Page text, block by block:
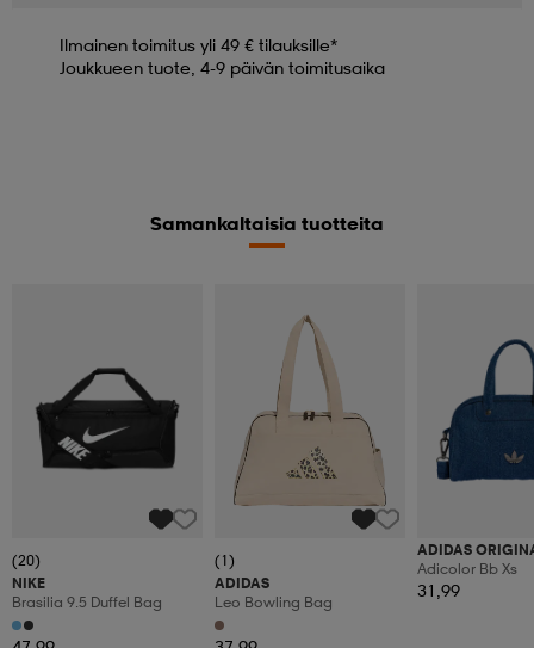
Ilmainen toimitus yli 49 € tilauksille*
Joukkueen tuote, 4-9 päivän toimitusaika
Samankaltaisia tuotteita
(20)
NIKE
Brasilia 9.5 Duffel Bag
(1)
ADIDAS
Leo Bowling Bag
ADIDAS
Adicolor Bb Xs
31,99